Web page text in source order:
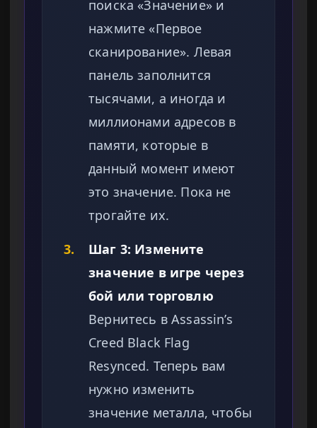
поиска «Значение» и
нажмите «Первое
сканирование». Левая
панель заполнится
тысячами, а иногда и
миллионами адресов в
памяти, которые в
данный момент имеют
это значение. Пока не
трогайте их.
3.
Шаг 3: Измените
значение в игре через
бой или торговлю
Вернитесь в Assassin’s
Creed Black Flag
Resynced. Теперь вам
нужно изменить
значение металла, чтобы